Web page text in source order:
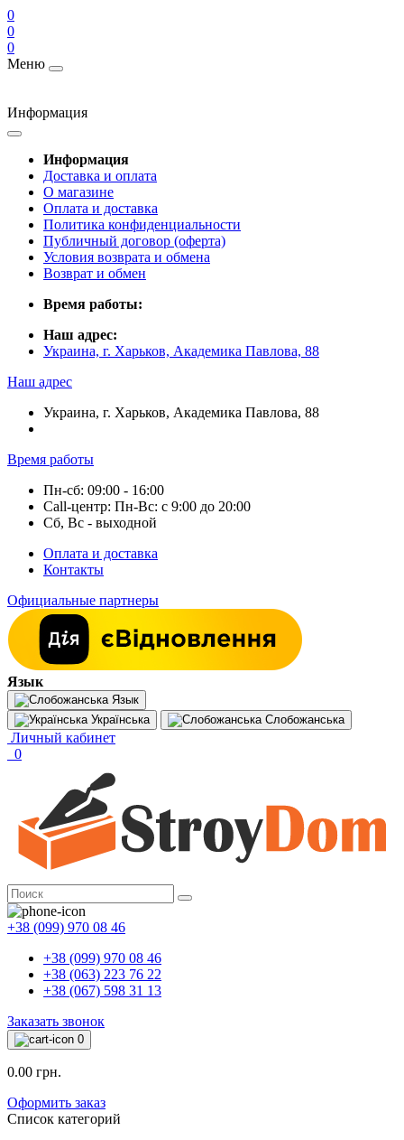
0
0
0
Меню
Информация
Информация
Доставка и оплата
О магазине
Оплата и доставка
Политика конфиденциальности
Публичный договор (оферта)
Условия возврата и обмена
Возврат и обмен
Время работы:
Наш адрес:
Украина, г. Харьков, Академика Павлова, 88
Наш адрес
Украина, г. Харьков, Академика Павлова, 88
Время работы
Пн-сб: 09:00 - 16:00
Call-центр: Пн-Вс: с 9:00 до 20:00
Сб, Вс - выходной
Оплата и доставка
Контакты
Официальные партнеры
Язык
Язык
Українська
Слобожанська
Личный кабинет
0
+38 (099) 970 08 46
+38 (099) 970 08 46
+38 (063) 223 76 22
+38 (067) 598 31 13
Заказать звонок
0
0.00 грн.
Оформить заказ
Список категорий